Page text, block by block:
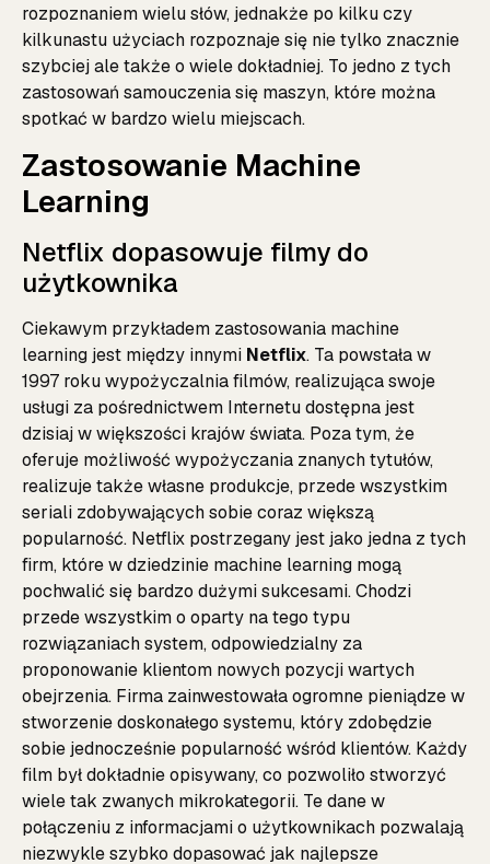
rozpoznaniem wielu słów, jednakże po kilku czy
kilkunastu użyciach rozpoznaje się nie tylko znacznie
szybciej ale także o wiele dokładniej. To jedno z tych
zastosowań samouczenia się maszyn, które można
spotkać w bardzo wielu miejscach.
Zastosowanie Machine
Learning
Netflix dopasowuje filmy do
użytkownika
Ciekawym przykładem zastosowania machine
learning jest między innymi Netflix. Ta powstała w
1997 roku wypożyczalnia filmów, realizująca swoje
usługi za pośrednictwem Internetu dostępna jest
dzisiaj w większości krajów świata. Poza tym, że
oferuje możliwość wypożyczania znanych tytułów,
realizuje także własne produkcje, przede wszystkim
seriali zdobywających sobie coraz większą
popularność. Netflix postrzegany jest jako jedna z tych
firm, które w dziedzinie machine learning mogą
pochwalić się bardzo dużymi sukcesami. Chodzi
przede wszystkim o oparty na tego typu
rozwiązaniach system, odpowiedzialny za
proponowanie klientom nowych pozycji wartych
obejrzenia. Firma zainwestowała ogromne pieniądze w
stworzenie doskonałego systemu, który zdobędzie
sobie jednocześnie popularność wśród klientów. Każdy
film był dokładnie opisywany, co pozwoliło stworzyć
wiele tak zwanych mikrokategorii. Te dane w
połączeniu z informacjami o użytkownikach pozwalają
niezwykle szybko dopasować jak najlepsze